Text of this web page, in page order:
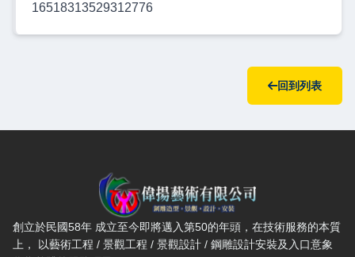
16518313529312776
回到列表
偉揚藝術有限公司 — 網站概要、主導覽與聯絡方式
創立於民國58年 成立至今即將邁入第50的年頭，在技術服務的本質
上， 以藝術工程 / 景觀工程 / 景觀設計 / 鋼雕設計安裝及入口意象